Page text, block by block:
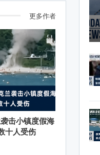
更多作者
击小镇度假海
十人受伤